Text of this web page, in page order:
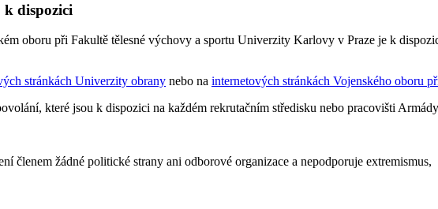
k dispozici
oboru při Fakultě tělesné výchovy a sportu Univerzity Karlovy v Praze je k
stránkách Univerzity obrany nebo na internetových stránkách Vojenského oboru
které jsou k dispozici na každém rekrutačním středisku nebo pracovišti
členem žádné politické strany ani odborové organizace a nepodporuje extremismus,